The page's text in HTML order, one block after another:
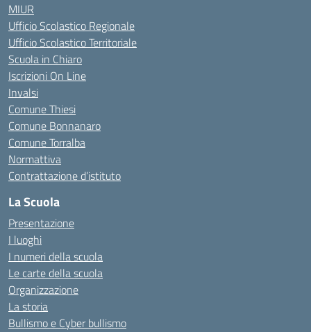
MIUR
Ufficio Scolastico Regionale
Ufficio Scolastico Territoriale
Scuola in Chiaro
Iscrizioni On Line
Invalsi
Comune Thiesi
Comune Bonnanaro
Comune Torralba
Normattiva
Contrattazione d’istituto
La Scuola
Presentazione
I luoghi
I numeri della scuola
Le carte della scuola
Organizzazione
La storia
Bullismo e Cyber bullismo